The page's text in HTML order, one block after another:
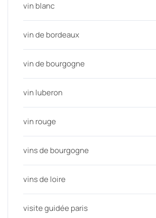
vin blanc
vin de bordeaux
vin de bourgogne
vin luberon
vin rouge
vins de bourgogne
vins de loire
visite guidée paris